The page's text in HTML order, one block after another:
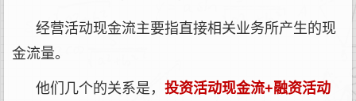
经营活动现金流主要指直接相关业务所产生的现
金流量。
他们几个的关系是， 投资活动现金流+融资活动